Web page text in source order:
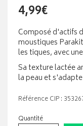
4,99€
Composé d'actifs
moustiques
les tiques, avec
Sa texture lactée
la peau et
Référence CIP :
Quantité